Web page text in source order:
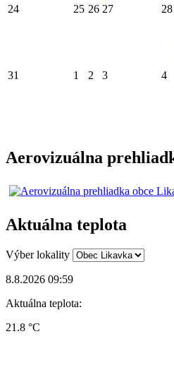
24 25 26 27 28
31 1 2 3 4
Aerovizuálna
Aktuálna teplota
Výber lokality
8.8.2026 09:59
Aktuálna teplota:
21.8 °C